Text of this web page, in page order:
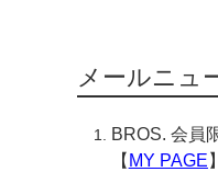
メールニュ
BROS. 会員
【 MY PAGE